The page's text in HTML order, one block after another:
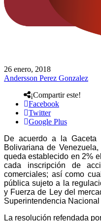
26 enero, 2018
Andersson Perez Gonzalez
¡Compartir este!
Facebook
Twitter
Google Plus
De acuerdo a la Gaceta
Bolivariana de
queda establecido en 2%
cada inscripción de
comerciales; así como
pública sujeto a la
y Fuerza de Ley del
Superintendencia
La resolución refendada